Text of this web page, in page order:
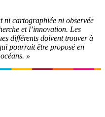
ni cartographiée ni observée
et l’innovation. Les
différents doivent trouver à
pourrait être proposé en
»